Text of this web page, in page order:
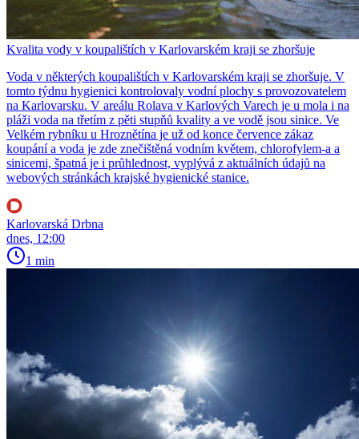
Kvalita vody v koupalištích v Karlovarském kraji se zhoršuje
Voda v některých koupalištích v Karlovarském kraji se zhoršuje. V
tomto týdnu hygienici kontrolovaly vodní plochy s provozovatelem
na Karlovarsku. V areálu Rolava v Karlových Varech je u mola i na
pláži voda na třetím z pěti stupňů kvality a ve vodě jsou sinice. Ve
Velkém rybníku u Hroznětína je už od konce července zákaz
koupání a voda je zde znečištěná vodním květem, chlorofylem-a a
sinicemi, špatná je i průhlednost, vyplývá z aktuálních údajů na
webových stránkách krajské hygienické stanice.
Karlovarská Drbna
dnes, 12:00
1 min